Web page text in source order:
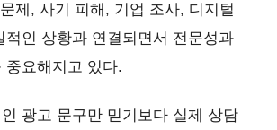
제, 사기 피해, 기업 조사, 디지털
적인 상황과 연결되면서 전문성과
중요해지고 있다.
광고 문구만 믿기보다 실제 상담